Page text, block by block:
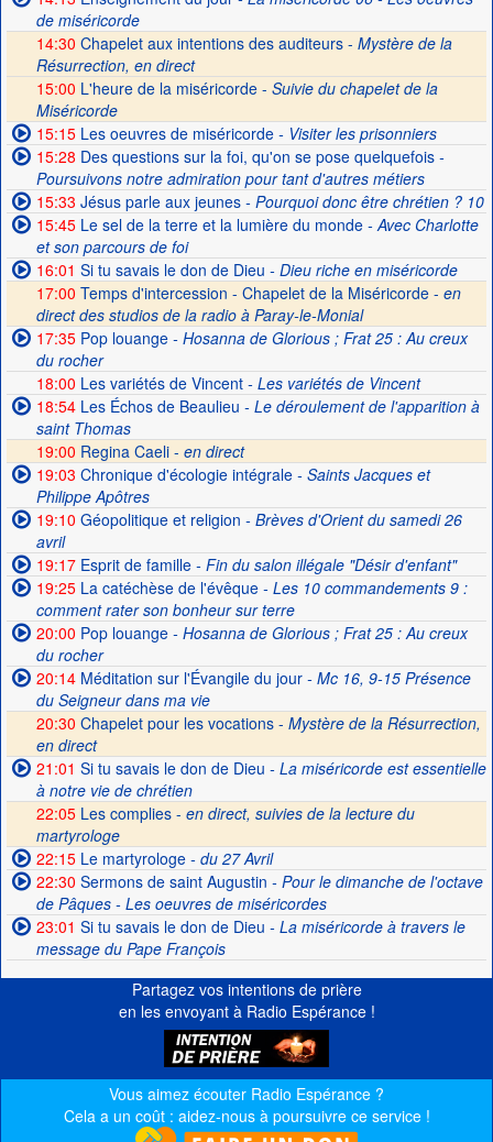
de miséricorde
14:30 Chapelet aux intentions des auditeurs - Mystère de la
Résurrection, en direct
15:00 L'heure de la miséricorde - Suivie du chapelet de la
Miséricorde
15:15Les oeuvres de miséricorde- Visiter les prisonniers
15:28 Des questions sur la foi, qu'on se pose quelquefois-
Poursuivons notre admiration pour tant d'autres métiers
15:33 Jésus parle aux jeunes- Pourquoi donc être chrétien ? 10
15:45Le sel de la terre et la lumière du monde- Avec Charlotte
et son parcours de foi
16:01 Si tu savais le don de Dieu - Dieu riche en miséricorde
17:00 Temps d'intercession - Chapelet de la Miséricorde - en
direct des studios de la radio à Paray-le-Monial
17:35Pop louange- Hosanna de Glorious ; Frat 25 : Au creux
du rocher
18:00 Les variétés de Vincent- Les variétés de Vincent
18:54Les Échos de Beaulieu - Le déroulement de l'apparition à
saint Thomas
19:00 Regina Caeli - en direct
19:03 Chronique d'écologie intégrale- Saints Jacques et
Philippe Apôtres
19:10 Géopolitique et religion - Brèves d'Orient du samedi 26
avril
19:17Esprit de famille- Fin du salon illégale "Désir d'enfant"
19:25La catéchèse de l'évêque- Les 10 commandements 9 :
comment rater son bonheur sur terre
20:00 Pop louange- Hosanna de Glorious ; Frat 25 : Au creux
du rocher
20:14Méditation sur l'Évangile du jour- Mc 16, 9-15 Présence
du Seigneur dans ma vie
20:30 Chapelet pour les vocations - Mystère de la Résurrection,
en direct
21:01 Si tu savais le don de Dieu - La miséricorde est essentielle
à notre vie de chrétien
22:05Les complies - en direct, suivies de la lecture du
martyrologe
22:15Le martyrologe- du 27 Avril
22:30 Sermons de saint Augustin - Pour le dimanche de l'octave
de Pâques - Les oeuvres de miséricordes
23:01 Si tu savais le don de Dieu - La miséricorde à travers le
message du Pape François
Partagez vos intentions de prière
en les envoyant à Radio Espérance !
Vous aimez écouter Radio Espérance ?
Cela a un coût : aidez-nous à poursuivre ce service !